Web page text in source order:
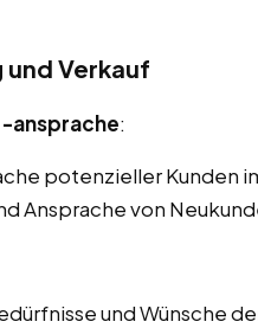
Verkauf
-ansprache:
potenzieller Kunden
Ansprache von
und Wünsche